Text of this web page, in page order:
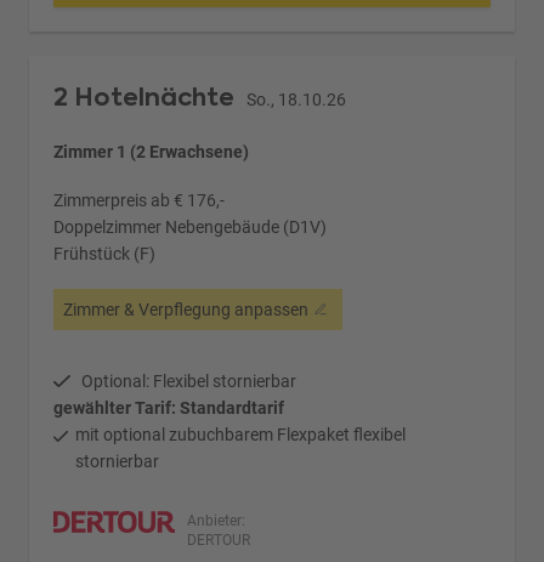
2 Hotelnächte So., 18.10.26
Zimmer 1 (2 Erwachsene)
Zimmerpreis ab € 176,-
Doppelzimmer Nebengebäude (D1V)
Frühstück (F)
Zimmer & Verpflegung anpassen
Optional: Flexibel stornierbar
gewählter Tarif: Standardtarif
mit optional zubuchbarem Flexpaket flexibel
stornierbar
Anbieter:
DERTOUR